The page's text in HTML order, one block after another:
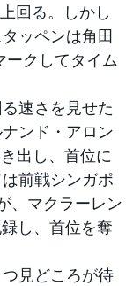
回る。しかし
ッペンは角田
ークしてタイム
速さを見せた
ンド・アロン
出し、首位に
前戦シンガポ
、マクラーレン
し、首位を奪
見どころが待